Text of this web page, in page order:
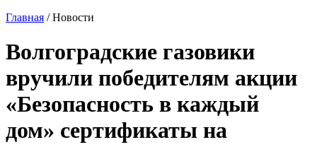
Главная / Новости
Волгоградские газовики
вручили победителям акции
«Безопасность в каждый
дом» сертификаты на